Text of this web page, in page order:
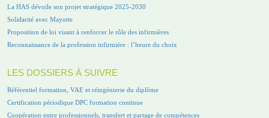
La HAS dévoile son projet stratégique 2025-2030
Solidarité avec Mayotte
Proposition de loi visant à renforcer le rôle des infirmières
Reconnaissance de la profession infirmière : l’heure du choix
LES DOSSIERS À SUIVRE
Référentiel formation, VAE et réingénierie du diplôme
Certification périodique DPC formation continue
Coopération entre professionnels, transfert et partage de compétences